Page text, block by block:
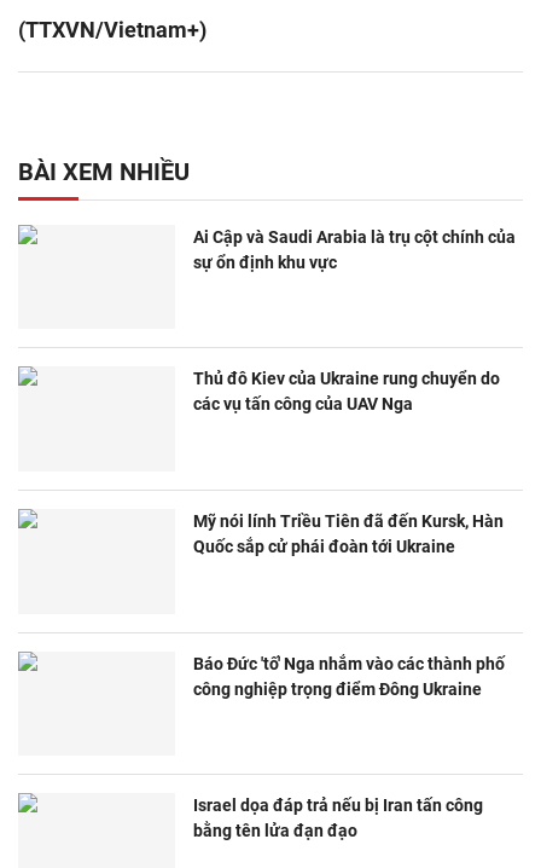
(TTXVN/Vietnam+)
BÀI XEM NHIỀU
Ai Cập và Saudi Arabia là trụ cột chính của
sự ổn định khu vực
Thủ đô Kiev của Ukraine rung chuyển do
các vụ tấn công của UAV Nga
Mỹ nói lính Triều Tiên đã đến Kursk, Hàn
Quốc sắp cử phái đoàn tới Ukraine
Báo Đức 'tố' Nga nhắm vào các thành phố
công nghiệp trọng điểm Đông Ukraine
Israel dọa đáp trả nếu bị Iran tấn công
bằng tên lửa đạn đạo